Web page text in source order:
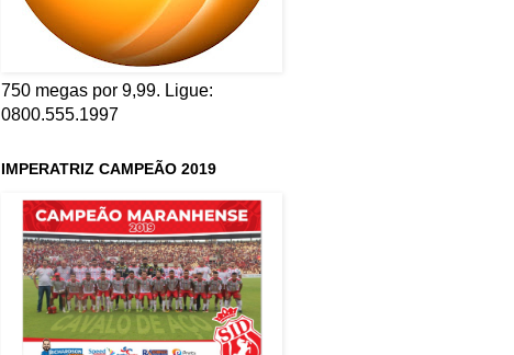
750 megas por 9,99. Ligue:
0800.555.1997
IMPERATRIZ CAMPEÃO 2019